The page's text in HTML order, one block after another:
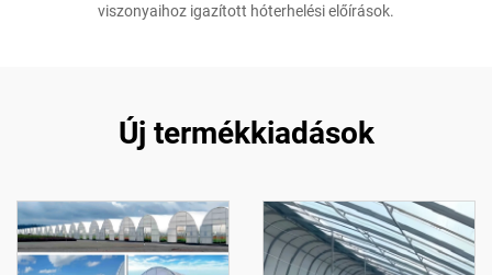
viszonyaihoz igazított hóterhelési előírások.
Új termékkiadások